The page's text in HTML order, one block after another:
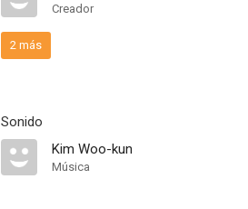
Creador
2 más
Sonido
Kim Woo-kun
Música